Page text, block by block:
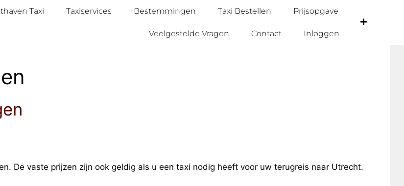
Taxi Taxiservices Bestemmingen Taxi Bestellen Prijsopgave
Veelgestelde Vragen Contact Inloggen
De vaste prijzen zijn ook geldig als u een taxi nodig heeft voor uw terugreis naar Utrecht.